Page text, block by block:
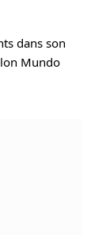
dans son
Mundo